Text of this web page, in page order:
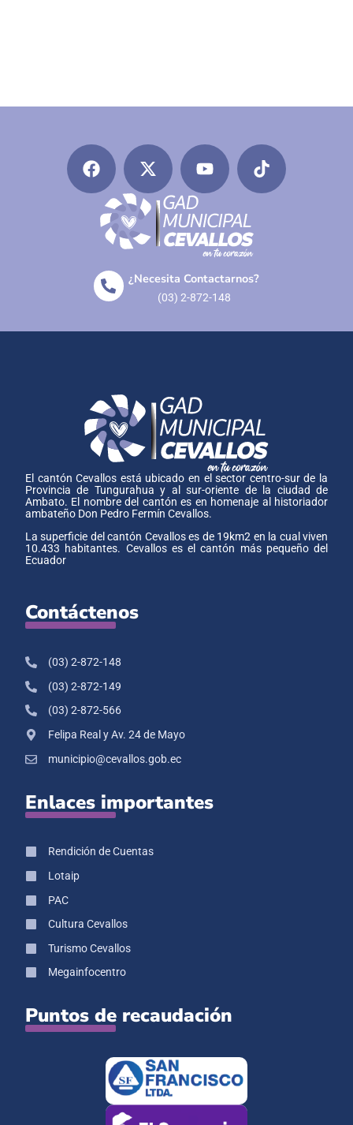
¿Necesita Contactarnos?
(03) 2-872-148
El cantón Cevallos está ubicado en el sector centro-sur de la
Provincia de Tungurahua y al sur-oriente de la ciudad de
Ambato. El nombre del cantón es en homenaje al historiador
ambateño Don Pedro Fermín Cevallos.
La superficie del cantón Cevallos es de 19km2 en la cual viven
10.433 habitantes. Cevallos es el cantón más pequeño del
Ecuador
Contáctenos
(03) 2-872-148
(03) 2-872-149
(03) 2-872-566
Felipa Real y Av. 24 de Mayo
municipio@cevallos.gob.ec
Enlaces importantes
Rendición de Cuentas
Lotaip
PAC
Cultura Cevallos
Turismo Cevallos
Megainfocentro
Puntos de recaudación